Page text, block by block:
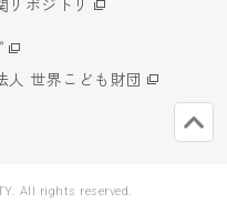
人 世界こども財団
All rights reserved.